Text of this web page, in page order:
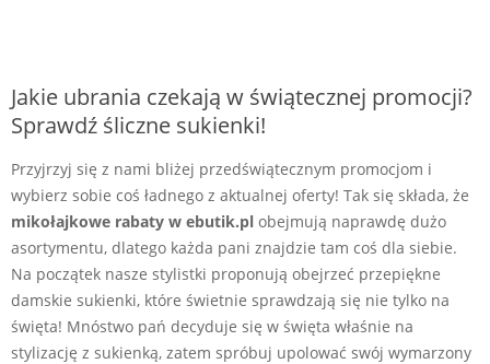
Jakie ubrania czekają w świątecznej promocji?
Sprawdź śliczne sukienki!
Przyjrzyj się z nami bliżej przedświątecznym promocjom i
wybierz sobie coś ładnego z aktualnej oferty! Tak się składa, że
mikołajkowe rabaty w ebutik.pl obejmują naprawdę dużo
asortymentu, dlatego każda pani znajdzie tam coś dla siebie.
Na początek nasze stylistki proponują obejrzeć przepiękne
damskie sukienki, które świetnie sprawdzają się nie tylko na
święta! Mnóstwo pań decyduje się w święta właśnie na
stylizację z sukienką, zatem spróbuj upolować swój wymarzony